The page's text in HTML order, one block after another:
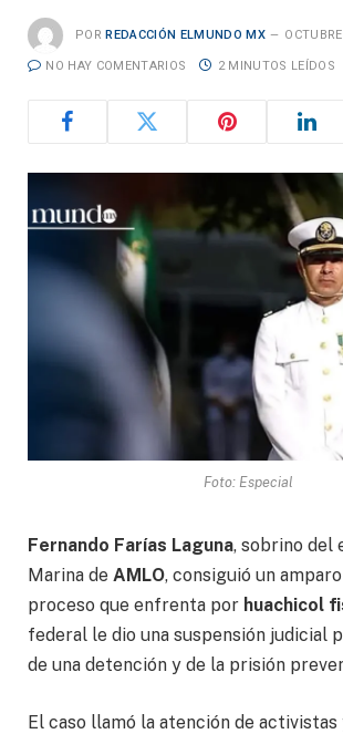
POR REDACCIÓN ELMUNDO MX
NO HAY COMENTARIOS 2 MINUTOS LEÍDOS
Foto: Especial
Fernando Farías Laguna, sobrino del
Marina de AMLO, consiguió un
proceso que enfrenta por huachicol
federal le dio una suspensión judicial
de una detención y de la prisión
El caso llamó la atención de activistas